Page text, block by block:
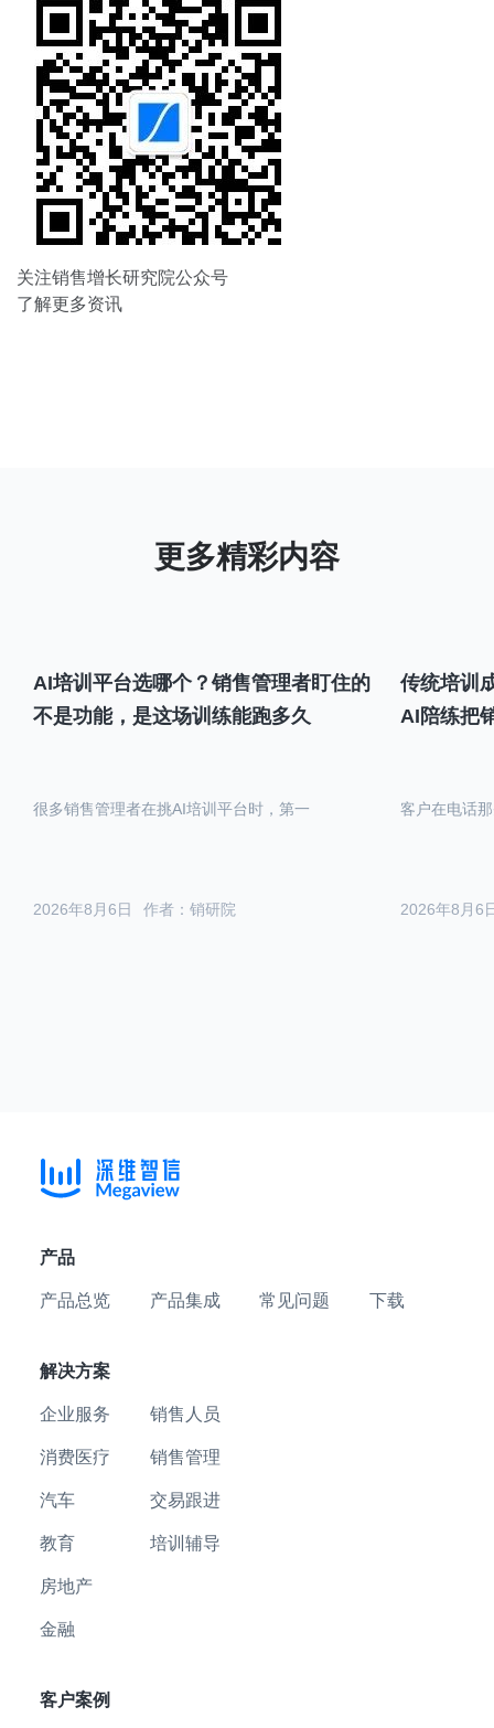
关注销售增长研究院公众号
了解更多资讯
AI培训平台选哪个？销售管理者盯住的
不是功能，是这场训练能跑多久
作者：销研院
2026年8月6日
很多销售管理者在挑AI培训平台时，第一
传统培训
AI陪练把
2026年8月6
客户在电话
产品
产品总览 产品集成 常见问题 下载
解决方案
企业服务
消费医疗
汽车
教育
房地产
金融
销售人员
销售管理
交易跟进
培训辅导
客户案例